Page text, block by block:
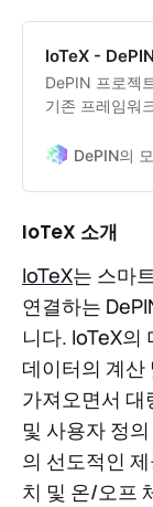
IoTeX -
DePIN 프로젝
기존 프레임워
DePIN의
IoTeX 소개
IoTeX는 스마
연결하는
니다. IoTeX의
데이터의 계산
가져오면서 대
및 사용자 정
의 선도적인
치 및 온/오프